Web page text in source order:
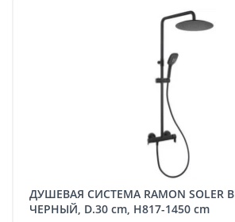
ДУШЕВАЯ СИСТЕМА RAMON SOLER BLAUTHERM,
ЧЕРНЫЙ, D.30 cm, H817-1450 cm